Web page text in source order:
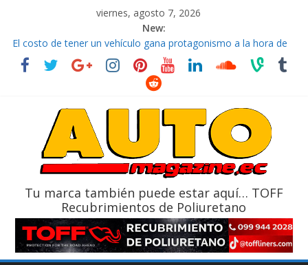
viernes, agosto 7, 2026
New:
El costo de tener un vehículo gana protagonismo a la hora de
decidir
Ultima película ‘Spider‑Man: Brand New Day’ pone en escena a
La Vuelta al Ecuador 2026, edición 47ª, recorre 7 provincias en 8
La FEDAK recibe 12 Sinotruk Bolden para cubrir las rutas de La
Tu marca también puede estar aquí… TOFF
Recubrimientos de Poliuretano